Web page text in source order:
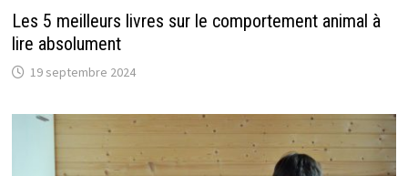
Les 5 meilleurs livres sur le comportement animal à
lire absolument
19 septembre 2024